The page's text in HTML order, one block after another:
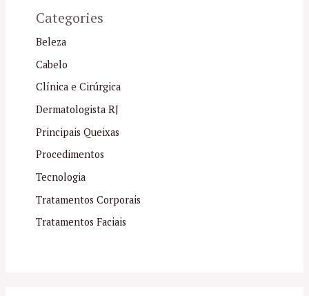
Categories
Beleza
Cabelo
Clínica e Cirúrgica
Dermatologista RJ
Principais Queixas
Procedimentos
Tecnologia
Tratamentos Corporais
Tratamentos Faciais